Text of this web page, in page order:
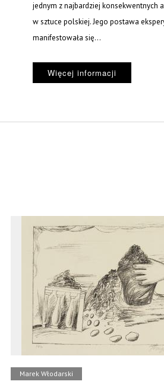
jednym z najbardziej konsekwentnych
w sztuce polskiej. Jego postawa
manifestowała się...
Więcej informacji
Marek Włodarski